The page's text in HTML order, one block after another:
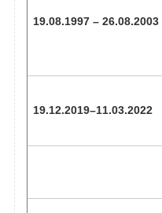
19.08.1997 – 26.08.2003
19.12.2019–11.03.2022